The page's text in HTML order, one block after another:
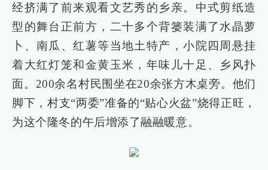
经挤满了前来观看文艺秀的乡亲。中式剪纸造
型的舞台正前方，二十多个背篓装满了水晶萝
卜、南瓜、红薯等当地土特产，小院四周悬挂
着大红灯笼和金黄玉米，年味儿十足、乡风扑
面。200余名村民围坐在20余张方木桌旁。他们
脚下，村支“两委”准备的“贴心火盆”烧得正旺，
为这个隆冬的午后增添了融融暖意。